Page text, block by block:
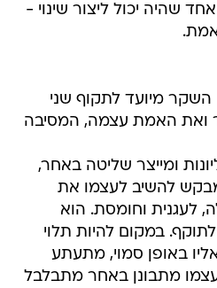
שהיה יכול ליצור שינוי -
מיועד לתקוף שני
ואת האמת עצמה, המסיבה
ומייצר שליטה באחר,
להשיב לעצמו את
לעגנית וחומסת. הוא
במקום להיות תלוי
באופן סמוי, מתעתע
מתבונן באחר מתבלבל